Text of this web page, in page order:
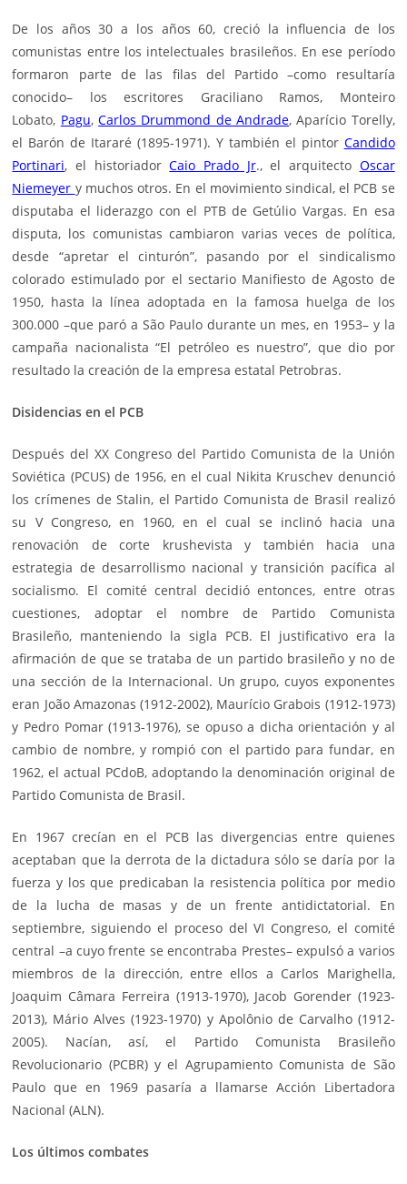
De los años 30 a los años 60, creció la influencia de los
comunistas entre los intelectuales brasileños. En ese período
formaron parte de las filas del Partido –como resultaría
conocido– los escritores Graciliano Ramos, Monteiro
Lobato, Pagu,Carlos Drummond de Andrade, Aparício Torelly,
el Barón de Itararé (1895-1971). Y también el pintor Candido
Portinari, el historiadorCaio Prado Jr., el arquitecto Oscar
Niemeyer y muchos otros. En el movimiento sindical, el PCB se
disputaba el liderazgo con el PTB de Getúlio Vargas. En esa
disputa, los comunistas cambiaron varias veces de política,
desde “apretar el cinturón”, pasando por el sindicalismo
colorado estimulado por el sectario Manifiesto de Agosto de
1950, hasta la línea adoptada en la famosa huelga de los
300.000 –que paró a São Paulo durante un mes, en 1953– y la
campaña nacionalista “El petróleo es nuestro”, que dio por
resultado la creación de la empresa estatal Petrobras.
Disidencias en el PCB
Después del XX Congreso del Partido Comunista de la Unión
Soviética (PCUS) de 1956, en el cual Nikita Kruschev denunció
los crímenes de Stalin, el Partido Comunista de Brasil realizó
su V Congreso, en 1960, en el cual se inclinó hacia una
renovación de corte krushevista y también hacia una
estrategia de desarrollismo nacional y transición pacífica al
socialismo. El comité central decidió entonces, entre otras
cuestiones, adoptar el nombre de Partido Comunista
Brasileño, manteniendo la sigla PCB. El justificativo era la
afirmación de que se trataba de un partido brasileño y no de
una sección de la Internacional. Un grupo, cuyos exponentes
eran João Amazonas (1912-2002), Maurício Grabois (1912-1973)
y Pedro Pomar (1913-1976), se opuso a dicha orientación y al
cambio de nombre, y rompió con el partido para fundar, en
1962, el actual PCdoB, adoptando la denominación original de
Partido Comunista de Brasil.
En 1967 crecían en el PCB las divergencias entre quienes
aceptaban que la derrota de la dictadura sólo se daría por la
fuerza y los que predicaban la resistencia política por medio
de la lucha de masas y de un frente antidictatorial. En
septiembre, siguiendo el proceso del VI Congreso, el comité
central –a cuyo frente se encontraba Prestes– expulsó a varios
miembros de la dirección, entre ellos a Carlos Marighella,
Joaquim Câmara Ferreira (1913-1970), Jacob Gorender (1923-
2013), Mário Alves (1923-1970) y Apolônio de Carvalho (1912-
2005). Nacían, así, el Partido Comunista Brasileño
Revolucionario (PCBR) y el Agrupamiento Comunista de São
Paulo que en 1969 pasaría a llamarse Acción Libertadora
Nacional (ALN).
Los últimos combates